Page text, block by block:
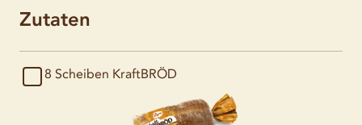
Zutaten
8 Scheiben KraftBRÖD